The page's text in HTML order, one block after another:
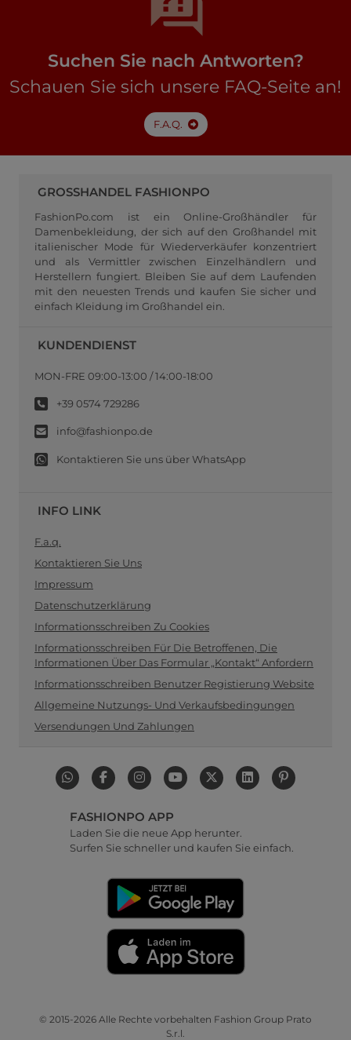
Suchen Sie nach Antworten?
Schauen Sie sich unsere FAQ-Seite an!
F.A.Q.
GROSSHANDEL FASHIONPO
FashionPo.com ist ein Online-Großhändler für
Damenbekleidung, der sich auf den Großhandel mit
italienischer Mode für Wiederverkäufer konzentriert
und als Vermittler zwischen Einzelhändlern und
Herstellern fungiert. Bleiben Sie auf dem Laufenden
mit den neuesten Trends und kaufen Sie sicher und
einfach Kleidung im Großhandel ein.
KUNDENDIENST
MON-FRE 09:00-13:00 / 14:00-18:00
+39 0574 729286
info@fashionpo.de
Kontaktieren Sie uns über WhatsApp
INFO LINK
F.a.q.
Kontaktieren Sie Uns
Impressum
Datenschutzerklärung
Informationsschreiben Zu Cookies
Informationsschreiben Für Die Betroffenen, Die
Informationen Über Das Formular „Kontakt“ Anfordern
Informationsschreiben Benutzer Registierung Website
Allgemeine Nutzungs- Und Verkaufsbedingungen
Versendungen Und Zahlungen
FASHIONPO APP
Laden Sie die neue App herunter.
Surfen Sie schneller und kaufen Sie einfach.
© 2015-2026 Alle Rechte vorbehalten Fashion Group Prato
S.r.l.